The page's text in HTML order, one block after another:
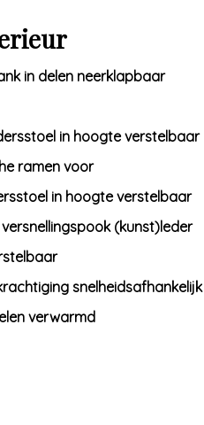
in delen neerklapbaar
in hoogte verstelbaar
ramen voor
in hoogte verstelbaar
(kunst)leder
snelheidsafhankelijk
verwarmd